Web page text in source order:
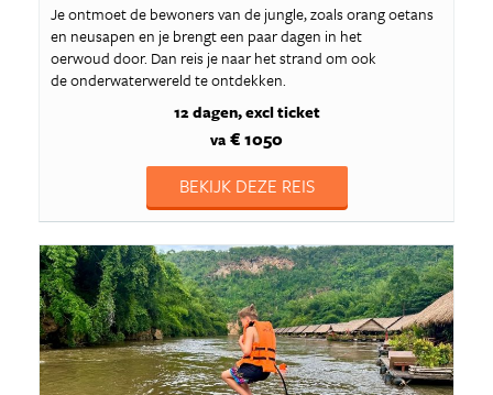
Je ontmoet de bewoners van de jungle, zoals orang oetans
en neusapen en je brengt een paar dagen in het
oerwoud door. Dan reis je naar het strand om ook
de onderwaterwereld te ontdekken.
12 dagen excl ticket
va € 1050
BEKIJK DEZE REIS